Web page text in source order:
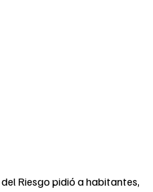
Riesgo pidió a habitantes,